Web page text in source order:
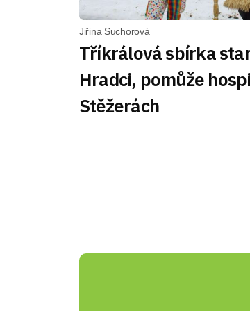
Jiřina Suchorová
Tříkrálová sbírka
Hradci, pomůže
Stěžerách